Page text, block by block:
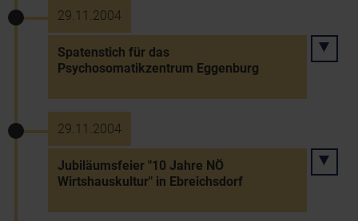
29.11.2004
Spatenstich für das
Psychosomatikzentrum Eggenburg
29.11.2004
Jubiläumsfeier "10 Jahre NÖ
Wirtshauskultur" in Ebreichsdorf